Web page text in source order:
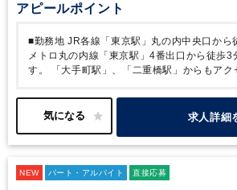
アピールポイント
■勤務地 JR各線「東京駅」丸の内中央口から
メトロ丸の内線「東京駅」4番出口から徒歩3
す。
「大手町駅」、「二重橋駅」からもアク
多く、スタートアップからIPO準備会社・老
ます。売上規模数十億円がクライアントのボ
にも携わることができます。・クライアント
る環境でございます。
■働き方
・週3日～×
求人詳細
NEW パート・アルバイト 直接応募